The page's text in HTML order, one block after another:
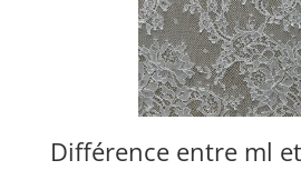
Différence entre ml